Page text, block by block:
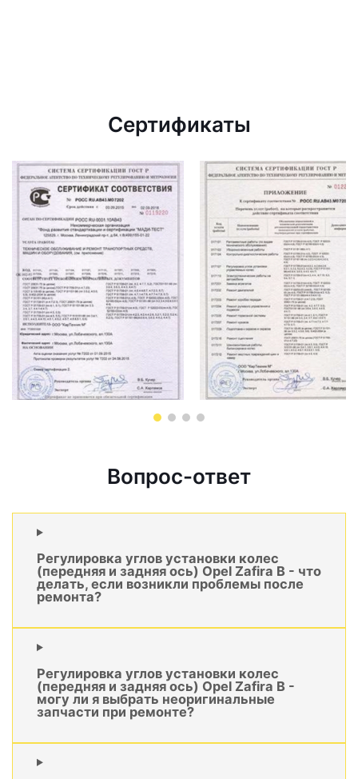
Сертификаты
Вопрос-ответ
Регулировка углов установки колес
(передняя и задняя ось) Opel Zafira B - что
делать, если возникли проблемы после
ремонта?
Регулировка углов установки колес
(передняя и задняя ось) Opel Zafira B -
могу ли я выбрать неоригинальные
запчасти при ремонте?